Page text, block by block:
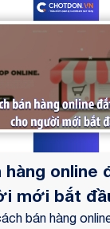
hàng online
mới bắt
bán hàng